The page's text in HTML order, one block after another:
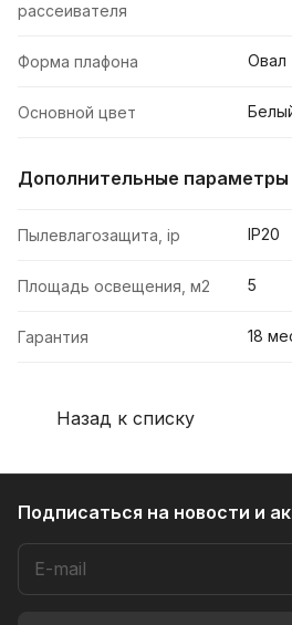
рассеивателя
Форма плафона Овал
Основной цвет
Дополнительные параметры
Пылевлагозащита, ip IP20
Площадь освещения, м2 5
Гарантия 18
Назад к списку
Подписаться на новости и